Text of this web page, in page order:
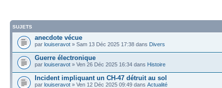
SUJETS
anecdote vécue
par louiseravot » Sam 13 Déc 2025 17:38 dans Divers
Guerre électronique
par louiseravot » Ven 26 Déc 2025 16:34 dans Histoire
Incident impliquant un CH-47 détruit au sol
par louiseravot » Ven 12 Déc 2025 09:49 dans Actualité